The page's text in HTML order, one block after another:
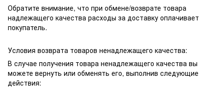
Обратите внимание, что при обмене/возврате товара
надлежащего качества расходы за доставку оплачивает
покупатель.
Условия возврата товаров ненадлежащего качества:
В случае получения товара ненадлежащего качества вы
можете вернуть или обменять его, выполнив следующие
действия: